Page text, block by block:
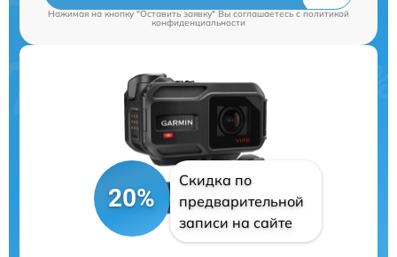
Нажимая на кнопку "Оставить заявку" Вы соглашаетесь cполитикой
конфиденциальности
20%
Скидка по
предварительной
записи на сайте